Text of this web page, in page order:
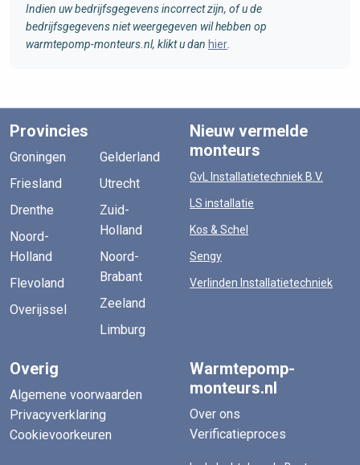
Indien uw bedrijfsgegevens incorrect zijn, of u de
bedrijfsgegevens niet weergegeven wil hebben op
warmtepomp-monteurs.nl, klikt u dan hier
Provincies
Groningen
Friesland
Drenthe
Noord-
Holland
Flevoland
Overijssel
Gelderland
Utrecht
Zuid-
Holland
Noord-
Brabant
Zeeland
Limburg
Nieuw vermelde
monteurs
GvL Installatietechniek B.V.
LS installatie
Kos & Schel
Sengy
Verlinden Installatietechniek
Overig
Algemene voorwaarden
Privacyverklaring
Cookievoorkeuren
Warmtepomp-
monteurs.nl
Over ons
Verificatieproces